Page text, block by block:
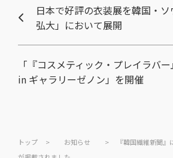
日本で好評の衣装展を韓国・
弘大」において展開
「『コスメティック・プレイラバ
in ギャラリーゼノン」を開催
トップ > お知らせ >
『韓国繊維新聞